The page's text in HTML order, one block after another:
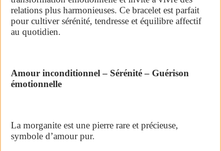
relations plus harmonieuses. Ce bracelet est parfait
pour cultiver sérénité, tendresse et équilibre affectif
au quotidien.
Amour inconditionnel – Sérénité – Guérison
émotionnelle
La morganite est une pierre rare et précieuse,
symbole d’amour pur.